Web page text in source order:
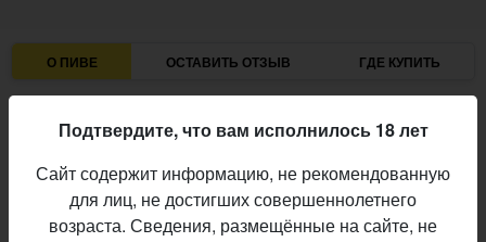
О ПИВЕ ОСТАВИТЬ ОТЗЫВ ГДЕ КУПИТЬ
Пивоварня:
Алкоголь:
6,0%
Начало
выпуска:
18.06.2022
Подтвердите, что вам исполнилось 18 лет
Сайт содержит информацию, не рекомендованную
для лиц, не достигших совершеннолетнего
возраста. Сведения, размещённые на сайте, не